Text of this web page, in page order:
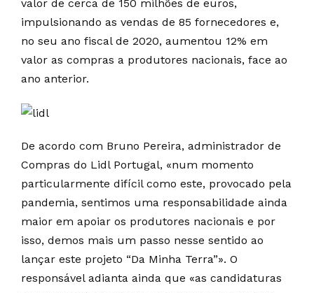
valor de cerca de 150 milhões de euros,
impulsionando as vendas de 85 fornecedores e,
no seu ano fiscal de 2020, aumentou 12% em
valor as compras a produtores nacionais, face ao
ano anterior.
De acordo com Bruno Pereira, administrador de
Compras do Lidl Portugal, «num momento
particularmente difícil como este, provocado pela
pandemia, sentimos uma responsabilidade ainda
maior em apoiar os produtores nacionais e por
isso, demos mais um passo nesse sentido ao
lançar este projeto “Da Minha Terra”». O
responsável adianta ainda que «as candidaturas